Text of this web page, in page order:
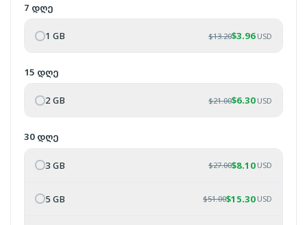
7 დღე
1 GB $13.20$3.96 USD
15 დღე
2 GB $21.00$6.30 USD
30 დღე
3 GB $27.00$8.10 USD
5 GB $51.00$15.30 USD